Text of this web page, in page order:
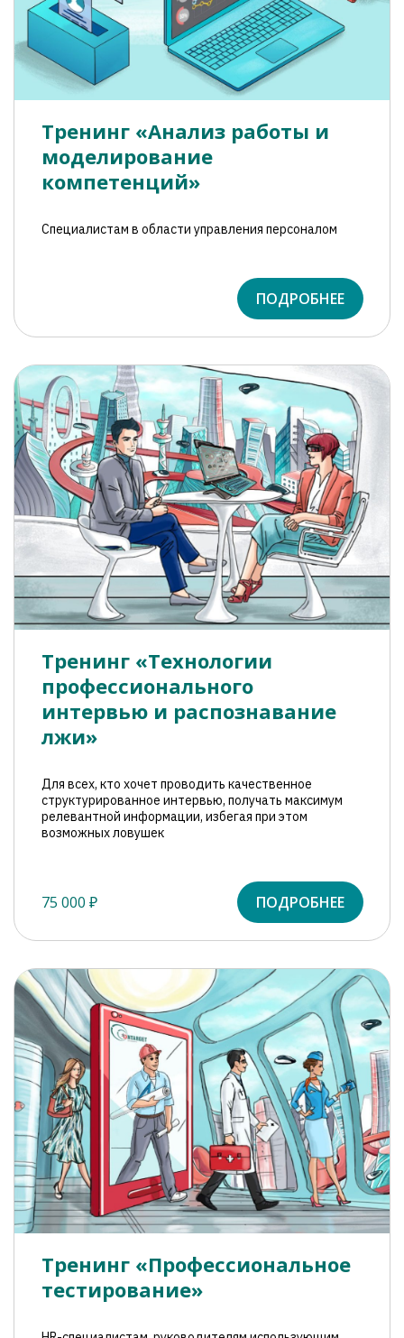
Тренинг «Анализ работы и
моделирование
компетенций»
Специалистам в области управления персоналом
ПОДРОБНЕЕ
Тренинг «Технологии
профессионального
интервью и распознавание
лжи»
Для всех, кто хочет проводить качественное
структурированное интервью, получать максимум
релевантной информации, избегая при этом
возможных ловушек
75 000 ₽ ПОДРОБНЕЕ
Тренинг «Профессиональное
тестирование»